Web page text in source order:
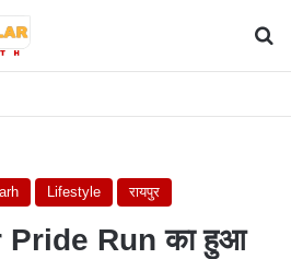
Lifestyle रायपुर
Pride Run का हुआ